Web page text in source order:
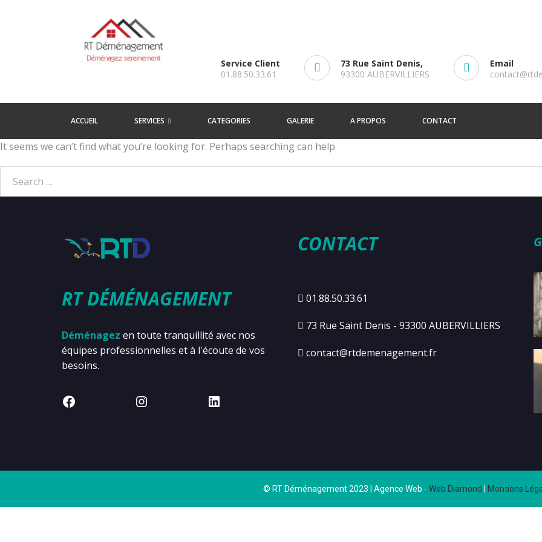
Service Client
01.88.50.33.61
73 Rue Saint Denis,
93300 AUBERVILLIERS
Email
ACCUEIL SERVICES CATEGORIES GALERIE A PROPOS CONTACT
It seems we can’t find what you’re looking for. Perhaps searching can help.
RT DÉMÉNAGEMENT
Déménagez en toute tranquillité avec nos
équipes professionnelles et à l'écoute de vos
besoins.
CONTACT
01.88.50.33.61
73 Rue Saint Denis - 93300 AUBERVILLIERS
contact@rtdemenagement.fr
© RT Déménagement 2023 | Agence Web - Web Diamond Montions